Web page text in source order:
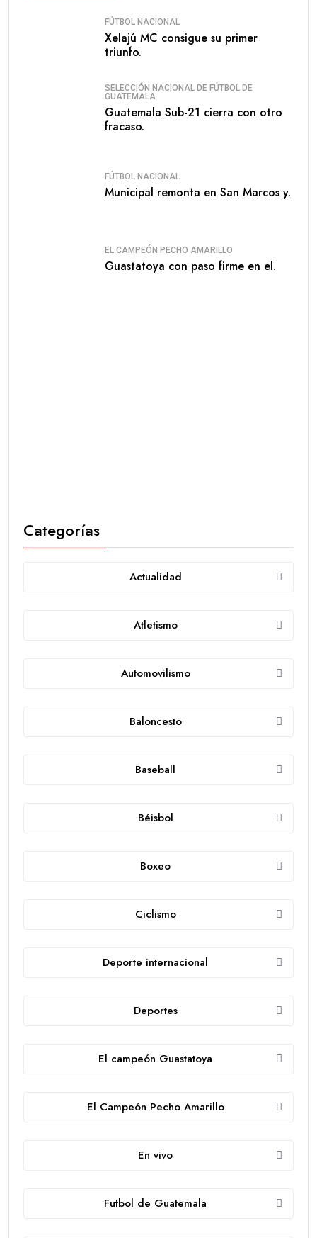
FÚTBOL NACIONAL
Xelajú MC consigue su primer
triunfo.
SELECCIÓN NACIONAL DE FÚTBOL DE
GUATEMALA
Guatemala Sub-21 cierra con otro
fracaso.
FÚTBOL NACIONAL
Municipal remonta en San Marcos y.
EL CAMPEÓN PECHO AMARILLO
Guastatoya con paso firme en el.
Categorías
Actualidad
Atletismo
Automovilismo
Baloncesto
Baseball
Béisbol
Boxeo
Ciclismo
Deporte internacional
Deportes
El campeón Guastatoya
El Campeón Pecho Amarillo
En vivo
Futbol de Guatemala